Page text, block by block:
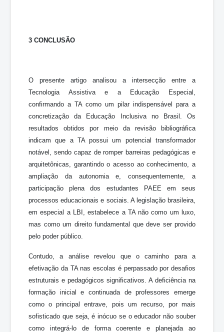
3 CONCLUSÃO
O presente artigo analisou a intersecção entre a
Tecnologia Assistiva e a Educação Especial,
confirmando a TA como um pilar indispensável para a
concretização da Educação Inclusiva no Brasil. Os
resultados obtidos por meio da revisão bibliográfica
indicam que a TA possui um potencial transformador
notável, sendo capaz de romper barreiras pedagógicas e
arquitetônicas, garantindo o acesso ao conhecimento, a
ampliação da autonomia e, consequentemente, a
participação plena dos estudantes PAEE em seus
processos educacionais e sociais. A legislação brasileira,
em especial a LBI, estabelece a TA não como um luxo,
mas como um direito fundamental que deve ser provido
pelo poder público.
Contudo, a análise revelou que o caminho para a
efetivação da TA nas escolas é perpassado por desafios
estruturais e pedagógicos significativos. A deficiência na
formação inicial e continuada de professores emerge
como o principal entrave, pois um recurso, por mais
sofisticado que seja, é inócuo se o educador não souber
como integrá-lo de forma coerente e planejada ao